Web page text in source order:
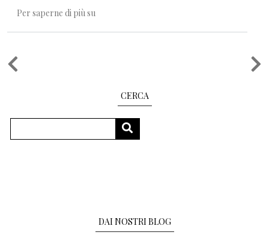
Per saperne di più su
Paginazione
CERCA
CERCA
DAI NOSTRI BLOG